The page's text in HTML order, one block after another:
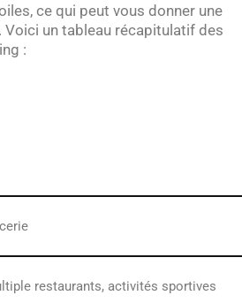
ce qui peut vous donner une
un tableau récapitulatif des
:
restaurants, activités sportives